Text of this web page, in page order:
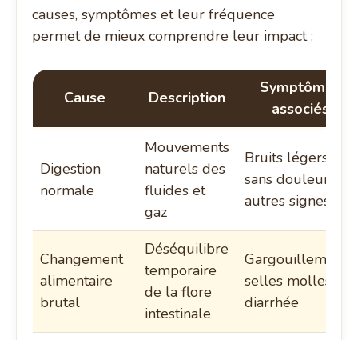
causes, symptômes et leur fréquence
permet de mieux comprendre leur impact :
Cause Description
Symptômes
associés
Digestion
normale
Mouvements
naturels des
fluides et
gaz
Bruits légers,
sans douleur ni
autres signes
Changement
alimentaire
brutal
Déséquilibre
temporaire
de la flore
intestinale
Gargouillements,
selles molles,
diarrhée